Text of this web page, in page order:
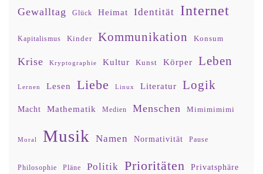
Gewalltag Glück Heimat Identität Internet
Kapitalismus Kinder Kommunikation Konsum
Krise Kryptographie Kultur Kunst Körper Leben
Lernen Lesen Liebe Linux Literatur Logik
Macht Mathematik Medien Menschen Mimimimimi
Moral Musik Namen Normativität Pause
Philosophie Pläne Politik Prioritäten Privatsphäre